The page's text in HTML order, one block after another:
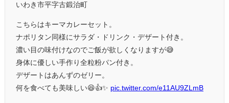
いわき市平字古鍛治町
こちらはキーマカレーセット。
ナポリタン同様にサラダ・ドリンク・デザート付き。
濃い目の味付けなのでご飯が欲しくなりますが😅
身体に優しい手作り全粒粉パン付き。
デザートはあんずのゼリー。
何を食べても美味しい😆👍✨ pic.twitter.com/e11AU9ZLmB